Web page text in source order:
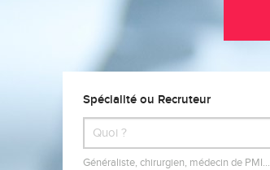
Spécialité ou Recruteur
Généraliste, chirurgien, médecin de PMI…